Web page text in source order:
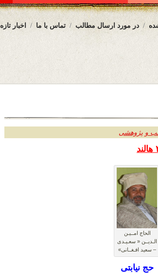
اخبار تازه تماس با ما در مورد ارسال مطالب
و پژوهشی
الحاج امــیـن
الـدیــن « سعـیـدی
– سعید افـغــانی»
حج نیابتی